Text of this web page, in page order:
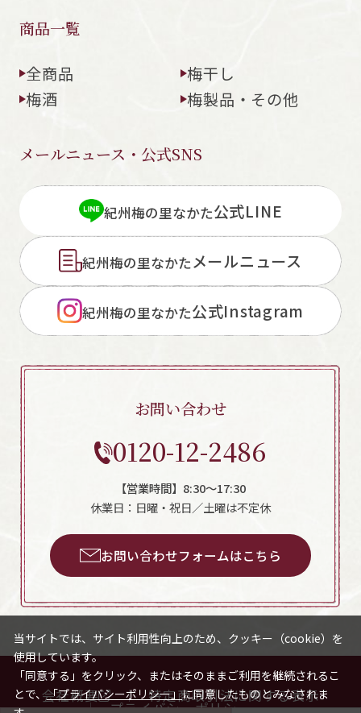
商品一覧
全商品
梅干し
梅酒
梅製品・その他
メールニュース・公式SNS
紀州梅の里なかた公式LINE
紀州梅の里なかたメールニュース
紀州梅の里なかた公式Instagram
お問い合わせ
0120-12-2486
【営業時間】8:30～17:30
休業日：日曜・祝日／土曜は不定休
お問い合わせフォームはこちら
会社概要 特定商取引法に関する表示
プライバシーポリシー
当サイトでは、サイト利用性向上のため、クッキー（cookie）を
使用しています。
「同意する」をクリック、またはそのままご利用を継続されるこ
とで、「プライバシーポリシー」に同意したものとみなされま